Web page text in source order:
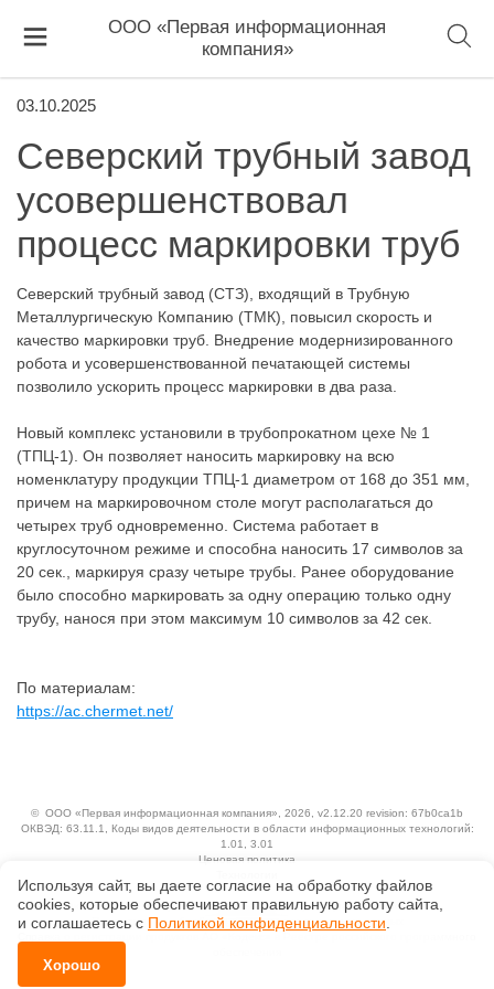
ООО «Первая информационная
компания»
03.10.2025
Северский трубный завод
усовершенствовал
процесс маркировки труб
Северский трубный завод (СТЗ), входящий в Трубную
Металлургическую Компанию (ТМК), повысил скорость и
качество маркировки труб. Внедрение модернизированного
робота и усовершенствованной печатающей системы
позволило ускорить процесс маркировки в два раза.
Новый комплекс установили в трубопрокатном цехе № 1
(ТПЦ-1). Он позволяет наносить маркировку на всю
номенклатуру продукции ТПЦ-1 диаметром от 168 до 351 мм,
причем на маркировочном столе могут располагаться до
четырех труб одновременно. Система работает в
круглосуточном режиме и способна наносить 17 символов за
20 сек., маркируя сразу четыре трубы. Ранее оборудование
было способно маркировать за одну операцию только одну
трубу, нанося при этом максимум 10 символов за 42 сек.
По материалам:
https://ac.chermet.net/
© ООО «Первая информационная компания» , 2026, v2.12.20 revision: 67b0ca1b
ОКВЭД: 63.11.1, Коды видов деятельности в области информационных технологий:
1.01, 3.01
Ценовая политика
Исключительные авторские и смежные права принадлежат АО «Кодекс».
Положение по обработке и защите персональных данных
Используя сайт, вы даете согласие на обработку файлов
сооkiеs, которые обеспечивают правильную работу сайта,
и соглашаетесь с Политикой конфиденциальности.
Хорошо